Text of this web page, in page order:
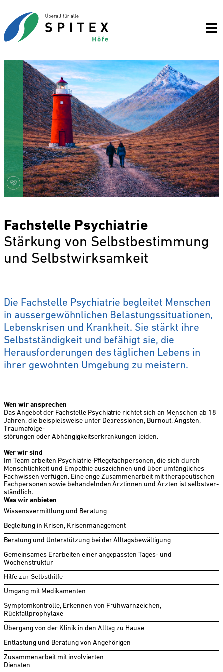
Fachstelle Psychiatrie
Stärkung von Selbstbestimmung
und Selbstwirksamkeit
Die Fachstelle Psychiatrie begleitet Menschen
in aussergewöhnlichen Belastungssituationen,
Lebens­krisen und Krankheit. Sie stärkt ihre
Selbstständigkeit und befähigt sie, die
Herausforderungen des täglichen Lebens in
ihrer gewohnten Umgebung zu meistern.
Wen wir ansprechen
Das Angebot der Fachstelle Psychiatrie richtet sich an Menschen ab 18
Jahren, ­die beispielsweise unter Depressionen, Burnout, Ängsten,
Traumafolge-
störungen oder Abhängigkeitserkrankungen leiden.
Wer wir sind
Im Team arbeiten Psychiatrie-Pflegefach­personen, die sich durch
Menschlichkeit und Empathie auszeichnen und über umfängliches
Fachwissen verfügen. Eine enge Zusammenarbeit mit therapeutischen
Fachpersonen sowie behandelnden Ärztinnen und Ärzten ist selbst­ver­
ständlich.
Was wir anbieten
Wissensvermittlung und Beratung
Begleitung in Krisen, Krisenmanagement
Beratung und Unterstützung bei der Alltagsbewältigung
Gemeinsames Erarbeiten einer angepassten Tages- und
Wochenstruktur
Hilfe zur Selbsthilfe
Umgang mit Medikamenten
Symptomkontrolle, Erkennen von Frühwarnzeichen,
Rückfallprophylaxe
Übergang von der Klinik in den Alltag zu Hause
Entlastung und Beratung von Angehörigen
Zusammenarbeit mit involvierten
Diensten